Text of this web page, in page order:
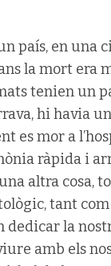
país, en una
la mort era
tenien un
hi havia
es mor a
ràpida i
altra cosa,
tant
la
amb els